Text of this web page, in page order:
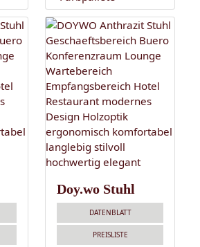
Doy.wo Stuhl
DATENBLATT
PREISLISTE